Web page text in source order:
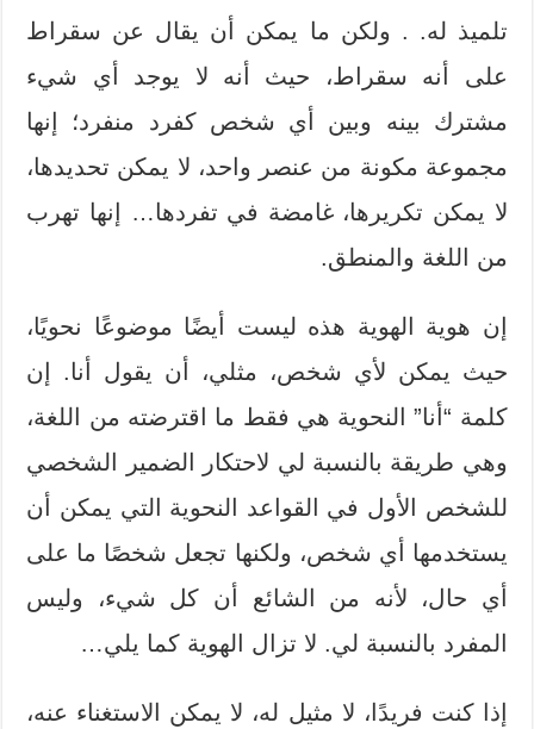
تلميذ له. . ولكن ما يمكن أن يقال عن سقراط
على أنه سقراط، حيث أنه لا يوجد أي شيء
مشترك بينه وبين أي شخص كفرد منفرد؛ إنها
مجموعة مكونة من عنصر واحد، لا يمكن تحديدها،
لا يمكن تكريرها، غامضة في تفردها… إنها تهرب
من اللغة والمنطق.
إن هوية الهوية هذه ليست أيضًا موضوعًا نحويًا،
حيث يمكن لأي شخص، مثلي، أن يقول أنا. إن
كلمة “أنا” النحوية هي فقط ما اقترضته من اللغة،
وهي طريقة بالنسبة لي لاحتكار الضمير الشخصي
للشخص الأول في القواعد النحوية التي يمكن أن
يستخدمها أي شخص، ولكنها تجعل شخصًا ما على
أي حال، لأنه من الشائع أن كل شيء، وليس
المفرد بالنسبة لي. لا تزال الهوية كما يلي…
إذا كنت فريدًا، لا مثيل له، لا يمكن الاستغناء عنه،